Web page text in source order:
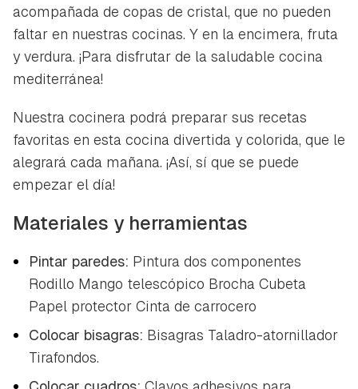
acompañada de copas de cristal, que no pueden
faltar en nuestras cocinas. Y en la encimera, fruta
y verdura. ¡Para disfrutar de la saludable cocina
mediterránea!
Nuestra cocinera podrá preparar sus recetas
favoritas en esta cocina divertida y colorida, que le
alegrará cada mañana. ¡Así, sí que se puede
empezar el día!
Materiales y herramientas
Pintar paredes: Pintura dos componentes
Rodillo Mango telescópico Brocha Cubeta
Papel protector Cinta de carrocero
Colocar bisagras: Bisagras Taladro-atornillador
Tirafondos.